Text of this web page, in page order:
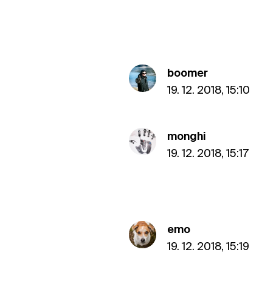
boomer
19. 12. 2018, 15:10
monghi
19. 12. 2018, 15:17
emo
19. 12. 2018, 15:19